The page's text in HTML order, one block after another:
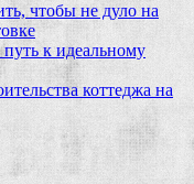
чтобы не дуло на
к идеальному
коттеджа на